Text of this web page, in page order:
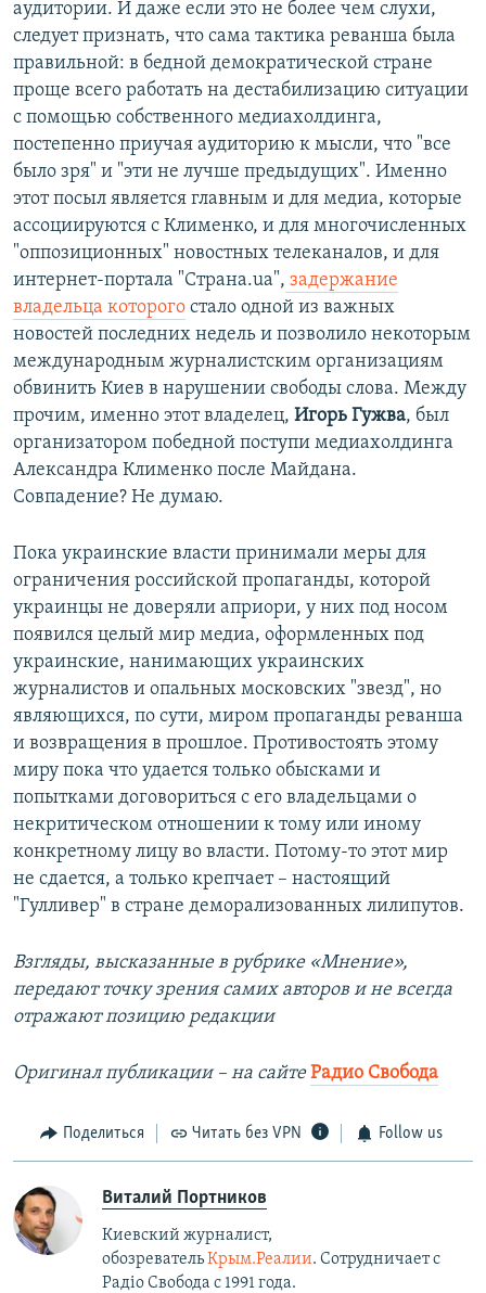
аудитории. И даже если это не более чем слухи,
следует признать, что сама тактика реванша была
правильной: в бедной демократической стране
проще всего работать на дестабилизацию ситуации
с помощью собственного медиахолдинга,
постепенно приучая аудиторию к мысли, что "все
было зря" и "эти не лучше предыдущих". Именно
этот посыл является главным и для медиа, которые
ассоциируются с Клименко, и для многочисленных
"оппозиционных" новостных телеканалов, и для
интернет-портала "Страна.ua", задержание
владельца которого стало одной из важных
новостей последних недель и позволило некоторым
международным журналистским организациям
обвинить Киев в нарушении свободы слова. Между
прочим, именно этот владелец, Игорь Гужва, был
организатором победной поступи медиахолдинга
Александра Клименко после Майдана.
Совпадение? Не думаю.
Пока украинские власти принимали меры для
ограничения российской пропаганды, которой
украинцы не доверяли априори, у них под носом
появился целый мир медиа, оформленных под
украинские, нанимающих украинских
журналистов и опальных московских "звезд", но
являющихся, по сути, миром пропаганды реванша
и возвращения в прошлое. Противостоять этому
миру пока что удается только обысками и
попытками договориться с его владельцами о
некритическом отношении к тому или иному
конкретному лицу во власти. Потому-то этот мир
не сдается, а только крепчает – настоящий
"Гулливер" в стране деморализованных лилипутов.
Взгляды, высказанные в рубрике «Мнение»,
передают точку зрения самих авторов и не всегда
отражают позицию редакции
Оригинал публикации – на сайтеРадио Свобода
Поделиться Читать без VPN Follow us
Виталий Портников
Киевский журналист,
обозревательКрым.Реалии. Сотрудничает с
Радiо Свобода с 1991 года.